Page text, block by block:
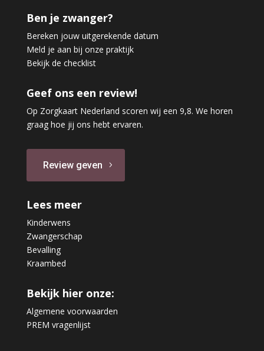
Ben je zwanger?
Bereken jouw uitgerekende datum
Meld je aan bij onze praktijk
Bekijk de checklist
Geef ons een review!
Op Zorgkaart Nederland scoren wij een 9,8. We horen
graag hoe jij ons hebt ervaren.
Review geven
Lees meer
Kinderwens
Zwangerschap
Bevalling
Kraambed
Bekijk hier onze:
Algemene voorwaarden
PREM vragenlijst